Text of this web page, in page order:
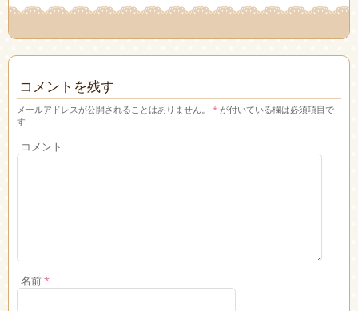
コメントを残す
メールアドレスが公開されることはありません。 * が付いている欄は必須項目で
す
コメント
名前*